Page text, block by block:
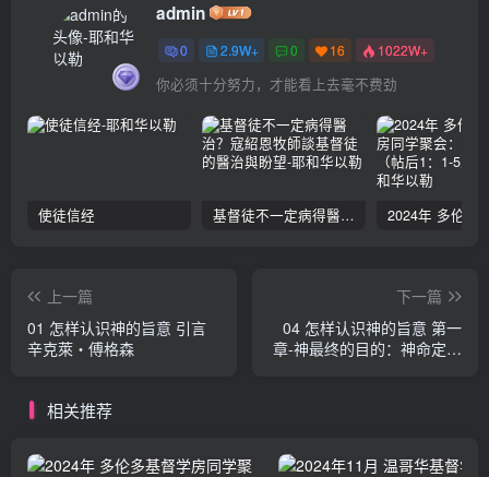
admin
0 2.9W+ 0 16 1022W+
你必须十分努力，才能看上去毫不费劲
使徒信经 基督徒不一定病得醫治？寇紹恩牧師談基督徒的醫治與盼望
上一篇
01 怎样认识神的旨意 引言
辛克萊‧傅格森
下一篇
04 怎样认识神的旨意 第一
章-神最终的目的：神命定的
相关推荐